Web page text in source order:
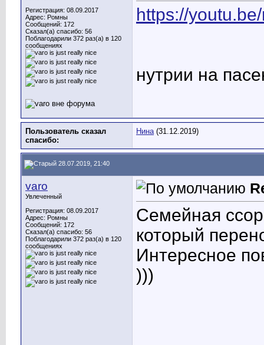
Регистрация: 08.09.2017
Адрес: Ромны
Сообщений: 172
Сказал(а) спасибо: 56
Поблагодарили 372 раз(а) в 120
сообщениях
https://
нутрии на
Пользователь сказал
cпасибо:
Нина(31.12.2019)
28.07.2019, 21:40
varo
Увлеченный
Регистрация: 08.09.2017
Адрес: Ромны
Сообщений: 172
Сказал(а) спасибо: 56
Поблагодарили 372 раз(а) в 120
сообщениях
Семейная
который
Интересное
)))